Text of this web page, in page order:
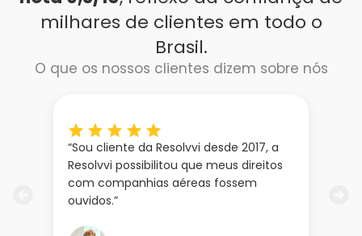
milhares de clientes em todo o
Brasil.
O que os nossos clientes dizem sobre nós
“Sou cliente da Resolvvi desde 2017, a
Resolvvi possibilitou que meus direitos
com companhias aéreas fossem
ouvidos.”